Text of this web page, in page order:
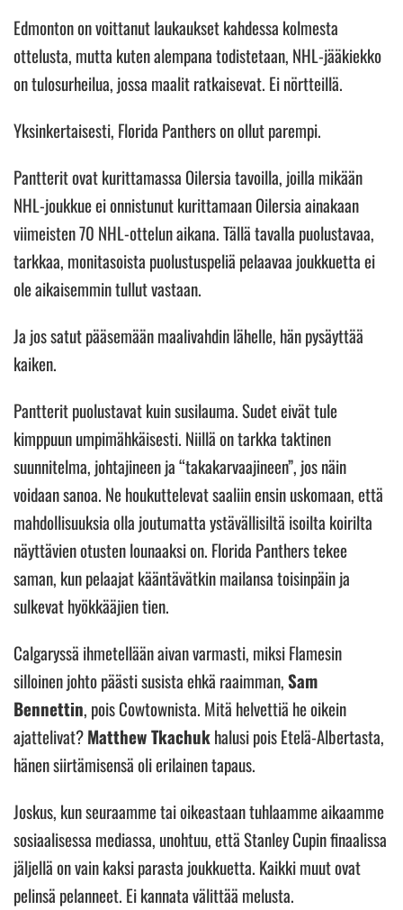
Edmonton on voittanut laukaukset kahdessa kolmesta
ottelusta, mutta kuten alempana todistetaan, NHL-jääkiekko
on tulosurheilua, jossa maalit ratkaisevat. Ei nörtteillä.
Yksinkertaisesti, Florida Panthers on ollut parempi.
Pantterit ovat kurittamassa Oilersia tavoilla, joilla mikään
NHL-joukkue ei onnistunut kurittamaan Oilersia ainakaan
viimeisten 70 NHL-ottelun aikana. Tällä tavalla puolustavaa,
tarkkaa, monitasoista puolustuspeliä pelaavaa joukkuetta ei
ole aikaisemmin tullut vastaan.
Ja jos satut pääsemään maalivahdin lähelle, hän pysäyttää
kaiken.
Pantterit puolustavat kuin susilauma. Sudet eivät tule
kimppuun umpimähkäisesti. Niillä on tarkka taktinen
suunnitelma, johtajineen ja “takakarvaajineen”, jos näin
voidaan sanoa. Ne houkuttelevat saaliin ensin uskomaan, että
mahdollisuuksia olla joutumatta ystävällisiltä isoilta koirilta
näyttävien otusten lounaaksi on. Florida Panthers tekee
saman, kun pelaajat kääntävätkin mailansa toisinpäin ja
sulkevat hyökkääjien tien.
Calgaryssä ihmetellään aivan varmasti, miksi Flamesin
silloinen johto päästi susista ehkä raaimman,Sam
Bennettin, pois Cowtownista. Mitä helvettiä he oikein
ajattelivat?Matthew Tkachukhalusi pois Etelä-Albertasta,
hänen siirtämisensä oli erilainen tapaus.
Joskus, kun seuraamme tai oikeastaan tuhlaamme aikaamme
sosiaalisessa mediassa, unohtuu, että Stanley Cupin finaalissa
jäljellä on vain kaksi parasta joukkuetta. Kaikki muut ovat
pelinsä pelanneet. Ei kannata välittää melusta.